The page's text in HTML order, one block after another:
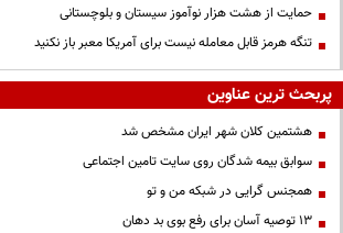
حمایت از هشت هزار نوآموز سیستان و بلوچستانی
تنگه هرمز قابل معامله نیست برای آمریکا معبر باز نکنید
پربحث ترین عناوین
هشتمین کلان شهر ایران مشخص شد
سوابق بیمه شدگان روی سایت تامین اجتماعی
همجنس گرایی در شبکه من و تو
13 توصیه آسان برای رفع بوی بد دهان